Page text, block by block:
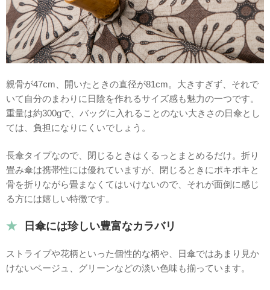
親骨が47cm、開いたときの直径が81cm。大きすぎず、それで
いて自分のまわりに日陰を作れるサイズ感も魅力の一つです。
重量は約300gで、バッグに入れることのない大きさの日傘とし
ては、負担になりにくいでしょう。
長傘タイプなので、閉じるときはくるっとまとめるだけ。折り
畳み傘は携帯性には優れていますが、閉じるときにポキポキと
骨を折りながら畳まなくてはいけないので、それが面倒に感じ
る方には嬉しい特徴です。
日傘には珍しい豊富なカラバリ
ストライプや花柄といった個性的な柄や、日傘ではあまり見か
けないベージュ、グリーンなどの淡い色味も揃っています。